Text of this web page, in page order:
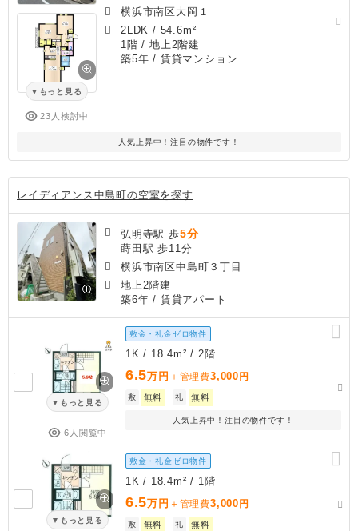
もっと見る
23人検討中
横浜市南区大岡１
2LDK / 54.6m²
1階 / 地上2階建
築5年 / 賃貸マンション
人気上昇中！注目の物件です！
レイディアンス中島町の空室を探す
弘明寺駅 歩5分
蒔田駅 歩11分
横浜市南区中島町３丁目
地上2階建
築6年 / 賃貸アパート
もっと見る
6人閲覧中
敷金・礼金ゼロ物件
1K / 18.4m² / 2階
6.5万円 ＋管理費3,000 円
敷 無料 礼 無料
人気上昇中！注目の物件です！
もっと見る
敷金・礼金ゼロ物件
1K / 18.4m² / 1階
6.5万円 ＋管理費3,000 円
敷 無料 礼 無料